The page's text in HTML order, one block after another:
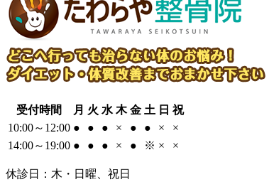
受付時間 月 火 水 木 金 土 日 祝
10:00～12:00 ● ● ● × ● ● ×
×
14:00～19:00 ● ● ● × ● ※ × ×
休診日：木・日曜、祝日